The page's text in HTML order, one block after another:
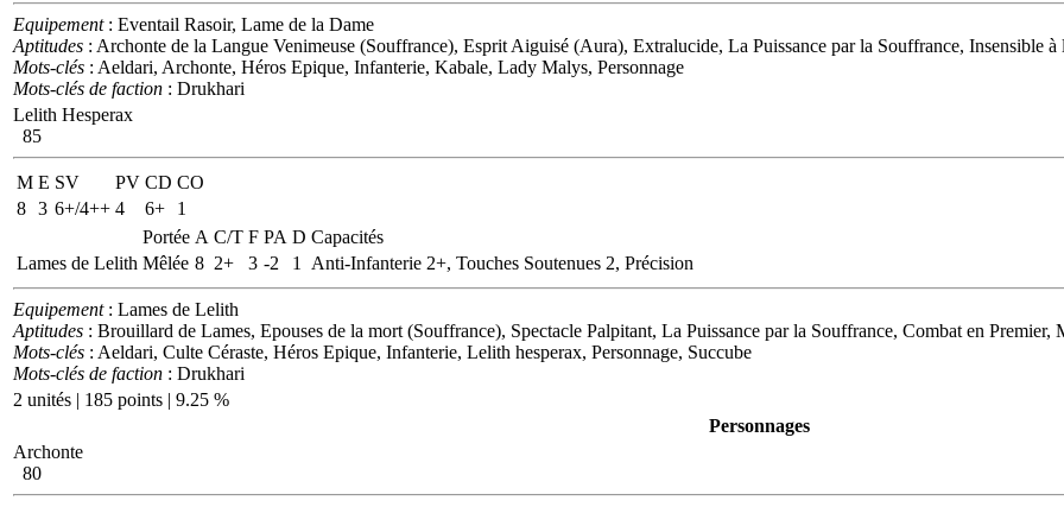
Equipement: Eventail Rasoir, Lame de la Dame
Aptitudes : Archonte de la Langue Venimeuse (Souffrance), Esprit Aiguisé (Aura), Extralucide, La Puissance par la Souffrance, Insensible
Mots-clés : Aeldari, Archonte, Héros Epique, Infanterie, Kabale, Lady Malys, Personnage
Mots-clés de faction : Drukhari
Lelith Hesperax
85
M E SV PV CD CO
8 3 6+/4++ 4 6+
1
Portée A C/T F PA D Capacités
Lames de Lelith Mêlée 8 2+ 3 -2 1 Anti-Infanterie 2+, Touches Soutenues 2, Précision
Equipement: Lames de Lelith
Aptitudes : Brouillard de Lames, Epouses de la mort (Souffrance), Spectacle Palpitant, La Puissance par la Souffrance, Combat en Premier,
Mots-clés : Aeldari, Culte Céraste, Héros Epique, Infanterie, Lelith hesperax, Personnage, Succube
Mots-clés de faction : Drukhari
2 unités | 185 points | 9.25 %
Personnages
Archonte
80